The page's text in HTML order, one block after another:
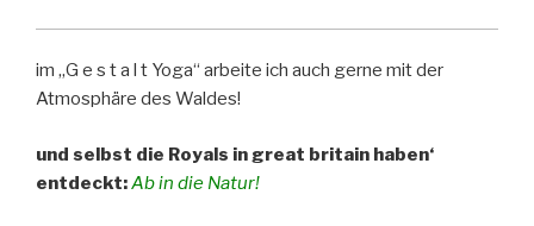
im „G e s t a l t Yoga“ arbeite ich auch gerne mit der
Atmosphäre des Waldes!
und selbst die Royals in great britain haben‘
entdeckt:Ab in die Natur!